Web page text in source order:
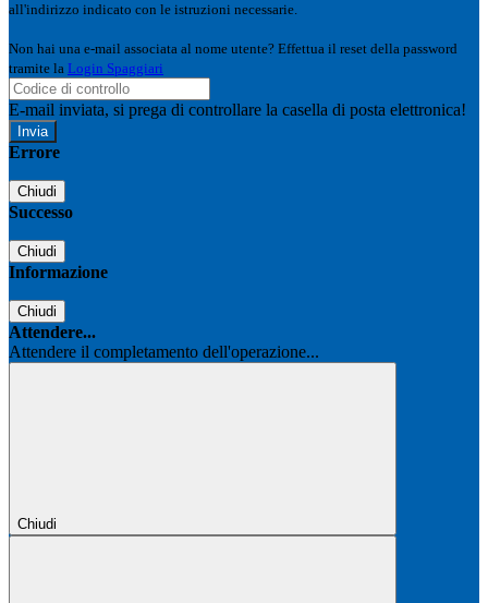
all'indirizzo indicato con le istruzioni necessarie.
Non hai una e-mail associata al nome utente? Effettua il reset della password
tramite la Login Spaggiari
E-mail inviata, si prega di controllare la casella di posta elettronica!
Errore
Chiudi
Successo
Chiudi
Informazione
Chiudi
Attendere...
Attendere il completamento dell'operazione...
Chiudi